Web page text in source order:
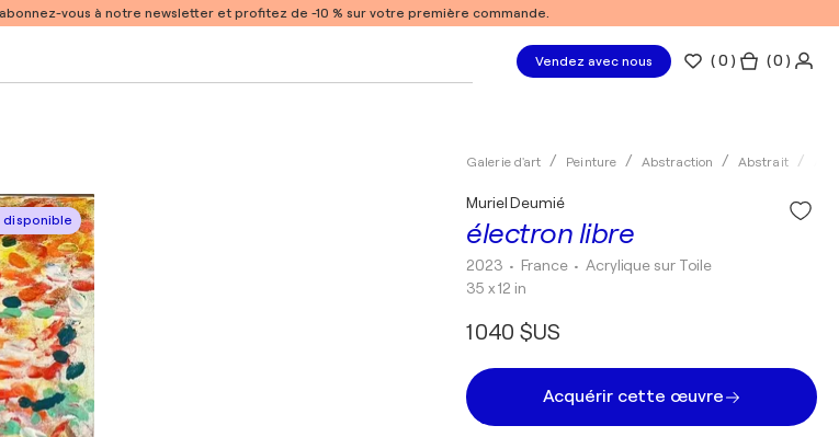
abonnez-vous à notre newsletter et profitez de -10 % sur votre première commande.
Vendez avec nous (0 ) ( 0 )
disponible
Galerie d'art Peinture Abstraction Abstrait
électron libre
Muriel Deumié
2023 • France •Acrylique sur Toile
35 x 12 in
1 040 $US
Acquérir cette œuvre